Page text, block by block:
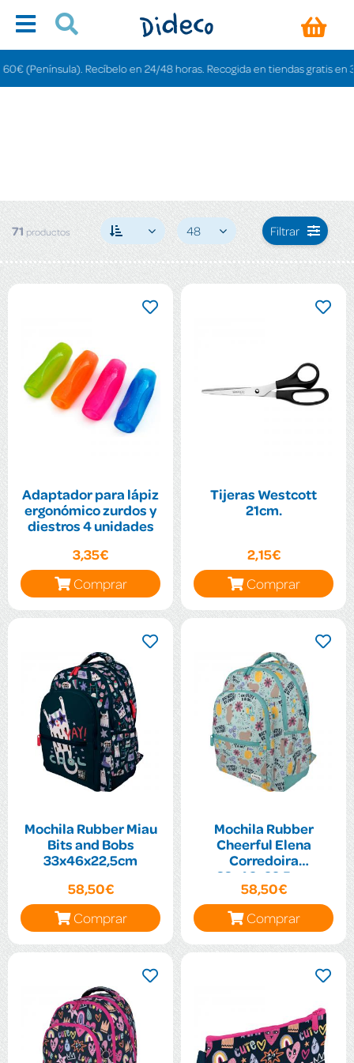
en 24/48 horas. Recogida en tiendas gratis en 3-6 días.
71 productos 48 Filtrar
Adaptador para lápiz
ergonómico zurdos y
diestros 4 unidades
3,35€
Comprar
Tijeras Westcott
21cm.
2,15€
Comprar
Mochila Rubber Miau
Bits and Bobs
33x46x22,5cm
58,50€
Comprar
Mochila Rubber
Cheerful Elena
Corredoira
33x46x22,5cm
58,50€
Comprar